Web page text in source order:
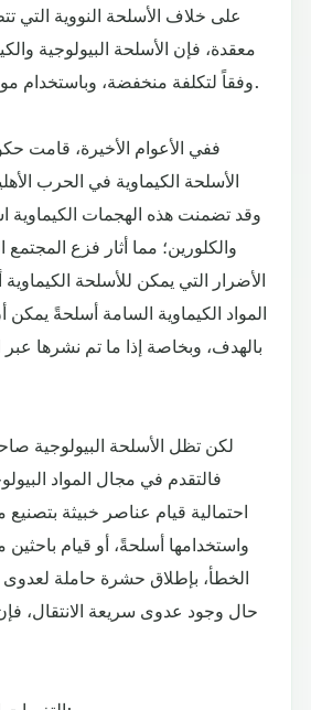
على خلاف الأسلحة النووية التي
معقدة، فإن الأسلحة البيولوجية
وفقاً لتكلفة منخفضة، وباستخدام مواد يسهل الوصول لها.
ففي الأعوام الأخيرة، قامت
الأسلحة الكيماوية في الحرب
وقد تضمنت هذه الهجمات الكيماوية
والكلورين؛ مما أثار فزع
الأضرار التي يمكن للأسلحة
المواد الكيماوية السامة أسلحةً يمكن
بالهدف، وبخاصة إذا ما تم نشرها
لكن تظل الأسلحة البيولوجية
فالتقدم في مجال المواد
احتمالية قيام عناصر خبيثة
واستخدامها أسلحةً، أو قيام
الخطأ، بإطلاق حشرة حاملة لعدوى
حال وجود عدوى سريعة الانتقال،